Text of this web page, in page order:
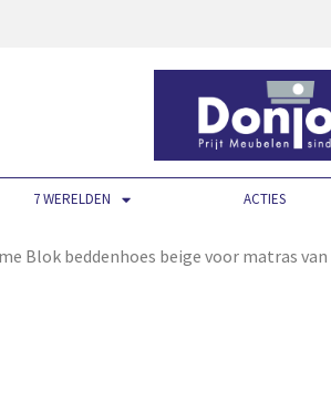
7 WERELDEN ACTIES
Blok beddenhoes beige voor matras van